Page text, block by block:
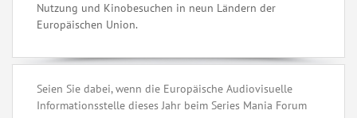
Nutzung und Kinobesuchen in neun Ländern der
Europäischen Union.
Seien Sie dabei, wenn die Europäische Audiovisuelle
Informationsstelle dieses Jahr beim Series Mania Forum